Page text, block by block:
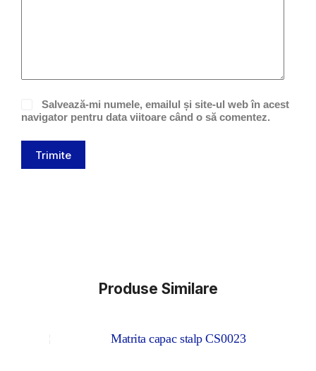
Salvează-mi numele, emailul și site-ul web în acest
navigator pentru data viitoare când o să comentez.
Trimite
Produse Similare